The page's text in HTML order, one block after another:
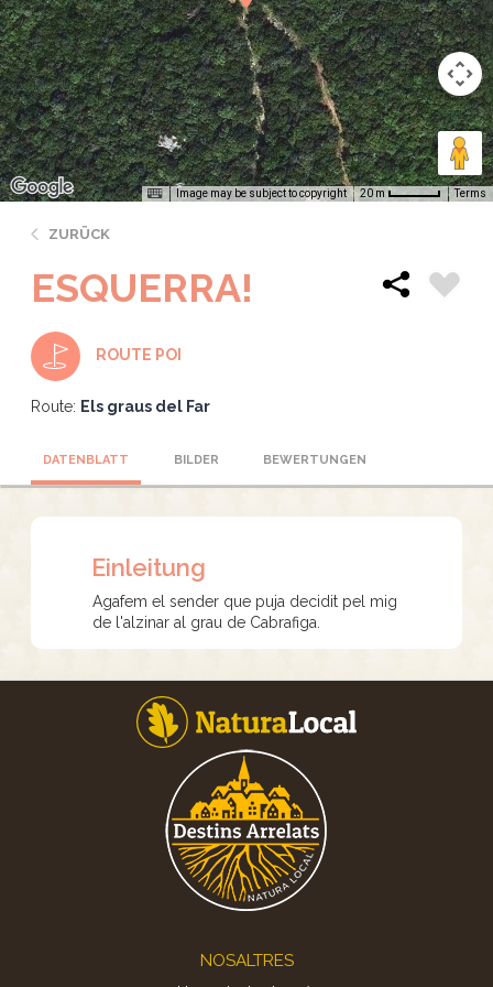
Image may be subject to copyright 20 m Terms
ZURÜCK
ESQUERRA!
ROUTE POI
Route: Els graus del Far
DATENBLATT BILDER BEWERTUNGEN
Einleitung
Agafem el sender que puja decidit pel mig
de l'alzinar al grau de Cabrafiga.
NOSALTRES